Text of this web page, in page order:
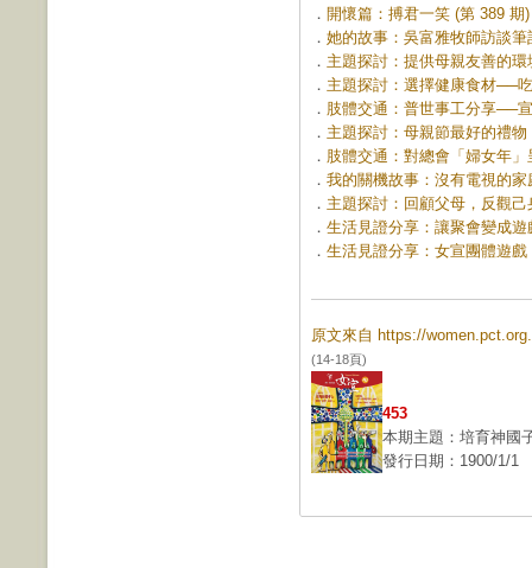
． 開懷篇：搏君一笑 (第 389 期)
． 她的故事：吳富雅牧師訪談筆
． 主題探討：提供母親友善的
． 主題探討：選擇健康食材──
． 肢體交通：普世事工分享──
． 主題探討：母親節最好的禮物
． 肢體交通：對總會「婦女年
． 我的關機故事：沒有電視的家
． 主題探討：回顧父母，反觀
． 生活見證分享：讓聚會變成
． 生活見證分享：女宣團體遊戲
原文來自 https://
(14-18頁)
453
本期主題：培育神國
發行日期：1900/1/1